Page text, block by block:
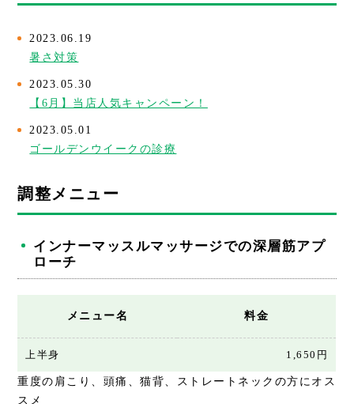
2023.06.19
暑さ対策
2023.05.30
【6月】当店人気キャンペーン！
2023.05.01
ゴールデンウイークの診療
調整メニュー
インナーマッスルマッサージでの深層筋アプ
ローチ
メニュー名 料金
上半身 1,650円
重度の肩こり、頭痛、猫背、ストレートネックの方にオス
スメ